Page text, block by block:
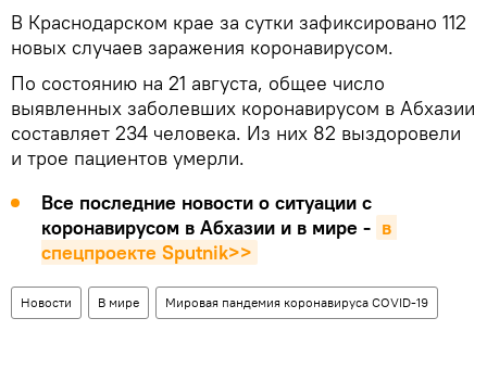
В Краснодарском крае за сутки зафиксировано 112
новых случаев заражения коронавирусом.
По состоянию на 21 августа, общее число
выявленных заболевших коронавирусом в Абхазии
составляет 234 человека. Из них 82 выздоровели
и трое пациентов умерли.
Все последние новости о ситуации с
коронавирусом в Абхазии и в мире - в
спецпроекте Sputnik>>
Новости В мире Мировая пандемия коронавируса COVID-19